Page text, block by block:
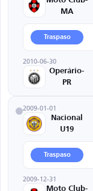
MA
Traspaso
2010-06-30
Operário-
PR
2009-01-01
Nacional
U19
Traspaso
2009-12-31
Moto Club-